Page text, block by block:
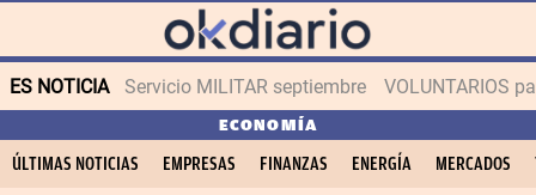
ES NOTICIA Servicio MILITAR septiembre VOLUNTARIOS
ECONOMÍA
ÚLTIMAS NOTICIAS EMPRESAS FINANZAS ENERGÍA MERCADOS